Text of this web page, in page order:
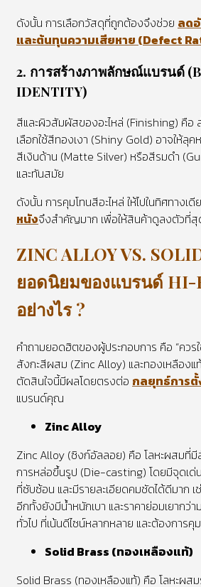
ดังนั้น การเลือกวัสดุที่ถูกต้องจึงช่วย ลด
และต้นทุนความเสียหาย (Defect
2. การสร้างภาพลักษณ์แบรนด์
IDENTITY)
สีและผิวสัมผัสของอะไหล่ (Finishing) คือ
เลือกใช้สีทองเงา (Shiny Gold) อาจให้ลุ
สีเงินด้าน (Matte Silver) หรือสีรมดำ
และทันสมัย
ดังนั้น การคุมโทนสีอะไหล่ ให้ไปในทิศทางเดี
หนังจึงสำคัญมาก เพื่อให้สินค้าดูลงตัวที่
ZINC ALLOY VS.
ยอดนิยมของแบรนด์ HI-
อย่างไร ?
คำถามยอดฮิตของผู้ประกอบการ คือ “ควรใ
สังกะสีผสม (Zinc Alloy) และทองเหลือง
ตัดสินใจนี้มีผลโดยตรงต่อ กลยุทธ์การตั้
แบรนด์คุณ
Zinc Alloy
Zinc Alloy (ซิงก์อัลลอย) คือ โลหะผสมที่มี
การหล่อขึ้นรูป (Die-casting) โดยมีจุดเด่
ที่ซับซ้อน และมีรายละเอียดคมชัดได้ดีมาก
อีกทั้งยังมีน้ำหนักเบา และราคาย่อมเยากว่
ทั่วไป ที่เน้นดีไซน์หลากหลาย และต้องการคุ
Solid Brass (ทองเหลืองแท้)
Solid Brass (ทองเหลืองแท้) คือ โลหะผส